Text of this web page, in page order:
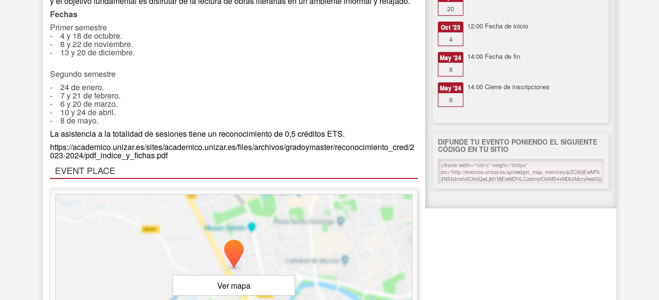
Fechas
Primer semestre
- 4 y 18 de octubre.
- 8 y 22 de noviembre.
- 13 y 20 de diciembre.
Segundo semestre
- 24 de enero.
- 7 y 21 de febrero.
- 6 y 20 de marzo.
- 10 y 24 de abril.
- 8 de mayo.
La asistencia a la totalidad de sesiones tiene un reconocimiento de 0,5 créditos ETS.
https://academico.unizar.es/sites/academico.unizar.es/files/archivos/gradoymaster/reconocimiento_cred/2
023-2024/pdf_indice_y_fichas.pdf
EVENT PLACE
Ver mapa
20
Oct '23
4
12:00 Fecha de inicio
May '24
8
14:00 Fecha de fin
May '24
8
14:00 Cierre de inscripciones
DIFUNDE TU EVENTO PONIENDO EL SIGUIENTE
CÓDIGO EN TU SITIO